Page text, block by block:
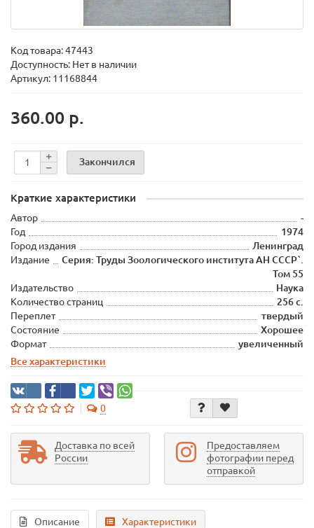
Код товара:47443
Доступность: Нет в наличии
Артикул: 11168844
360.00 р.
Закончился
Краткие характеристики
Автор
-
Год
1974
Город издания
Ленинград
Издание
Серия: Труды Зоологического института АН СССР`.
Том 55
Издательство
Наука
Количество страниц
256 с.
Переплет
твердый
Состояние
Хорошее
Формат
увеличенный
Все характеристики
0
Доставка по всей
России
Предоставляем
фотографии перед
отправкой
Описание Характеристики